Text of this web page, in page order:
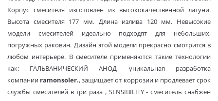
Корпус смесителя изготовлен из высококачественной латуни.
Высота смесителя 177 мм. Длина излива 120 мм. Невысокие
модели смесителей идеально подходят для небольших,
погружных раковин. Дизайн этой модели прекрасно смотрится в
любом интерьере. В смесителе применяются такие технологии
как: ГАЛЬВАНИЧЕСКИЙ АНОД -уникальная разработка
компании ramonsoler., защищает от коррозии и продлевает срок
службы смесителей в три раза , SENSIBILITY - смеситель снабжен